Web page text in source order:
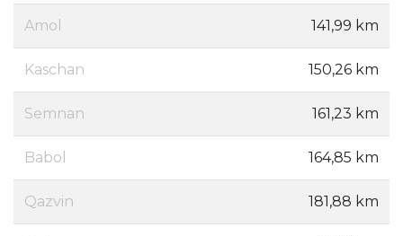
Amol 141,99 km
Kaschan 150,26 km
Semnan 161,23 km
Babol 164,85 km
Qazvin 181,88 km